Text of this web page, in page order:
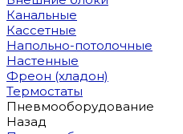
Канальные
Кассетные
Напольно-потолочные
Настенные
Фреон (хладон)
Термостаты
Пневмооборудование
Назад